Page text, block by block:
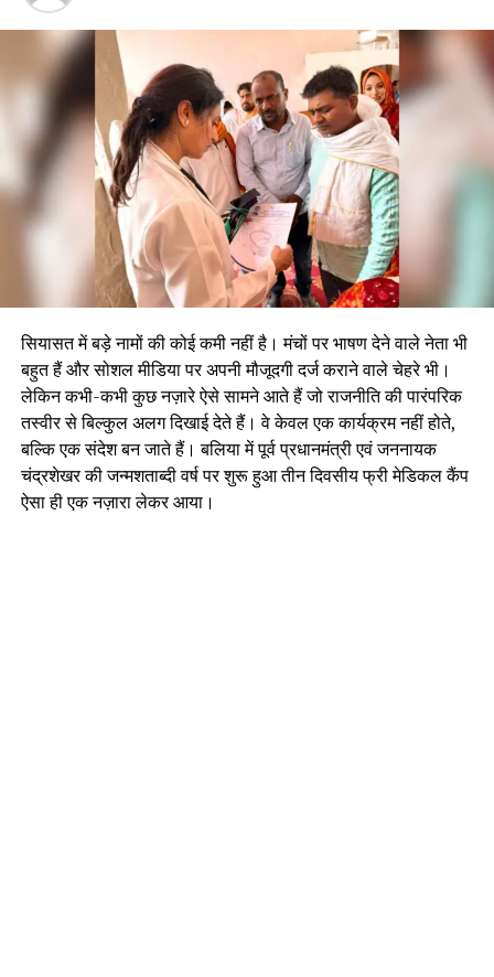
सियासत में बड़े नामों की कोई कमी नहीं है। मंचों पर भाषण देने वाले नेता भी
बहुत हैं और सोशल मीडिया पर अपनी मौजूदगी दर्ज कराने वाले चेहरे भी।
लेकिन कभी-कभी कुछ नज़ारे ऐसे सामने आते हैं जो राजनीति की पारंपरिक
तस्वीर से बिल्कुल अलग दिखाई देते हैं। वे केवल एक कार्यक्रम नहीं होते,
बल्कि एक संदेश बन जाते हैं। बलिया में पूर्व प्रधानमंत्री एवं जननायक
चंद्रशेखर की जन्मशताब्दी वर्ष पर शुरू हुआ तीन दिवसीय फ्री मेडिकल कैंप
ऐसा ही एक नज़ारा लेकर आया।